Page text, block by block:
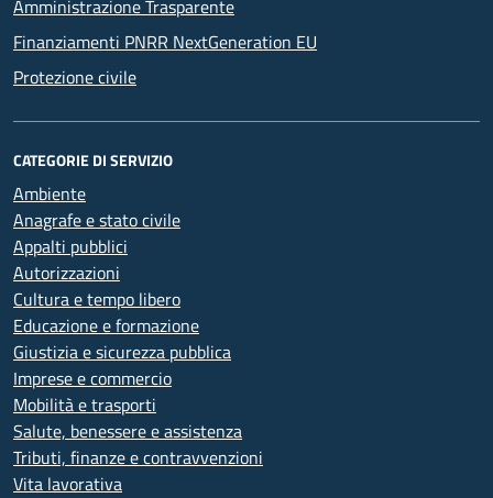
Amministrazione Trasparente
Finanziamenti PNRR NextGeneration EU
Protezione civile
CATEGORIE DI SERVIZIO
Ambiente
Anagrafe e stato civile
Appalti pubblici
Autorizzazioni
Cultura e tempo libero
Educazione e formazione
Giustizia e sicurezza pubblica
Imprese e commercio
Mobilità e trasporti
Salute, benessere e assistenza
Tributi, finanze e contravvenzioni
Vita lavorativa